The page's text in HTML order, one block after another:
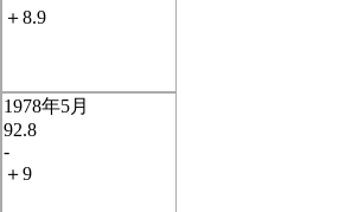
＋8.9
1978年5月
92.8
-
＋9